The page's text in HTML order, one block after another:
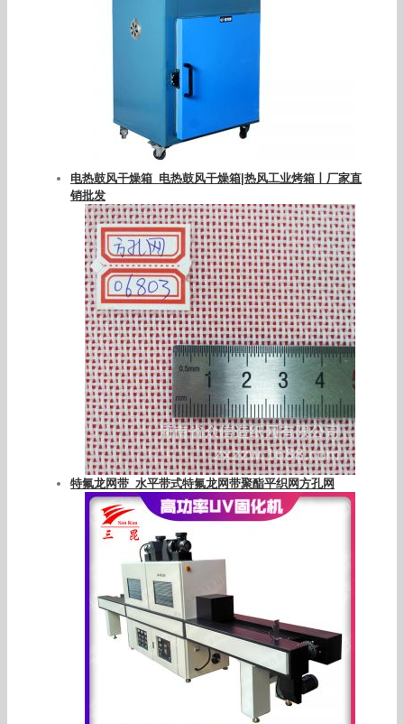
电热鼓风干燥箱_电热鼓风干燥箱|热风工业烤箱丨厂家直
销批发
特氟龙网带_水平带式特氟龙网带聚酯平织网方孔网